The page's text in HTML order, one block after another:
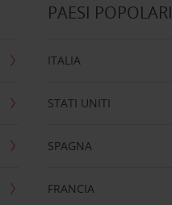
PAESI POPOLARI
ITALIA
STATI UNITI
SPAGNA
FRANCIA